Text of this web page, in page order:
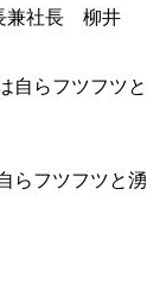
兼社長 柳井
らフツフツと湧